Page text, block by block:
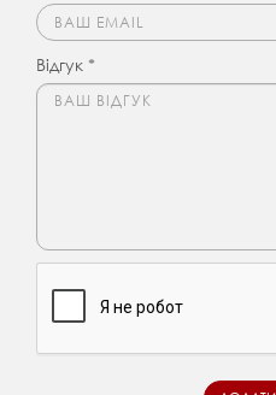
Відгук *